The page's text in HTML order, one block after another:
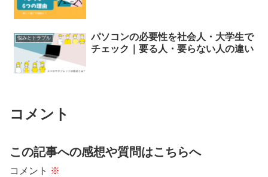
悩みとトラブル
パソコンの必要性を社会人・大学生で
チェック｜要る人・要らない人の違い
コメント
この記事への感想や質問はこちらへ
コメント ※